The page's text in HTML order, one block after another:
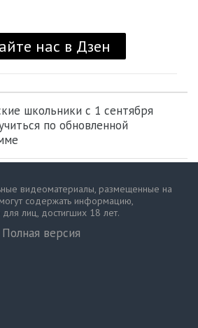
школьники с 1 сентября
по обновленной
видеоматериалы, размещенные на
содержать информацию,
лиц, достигших 18 лет.
Полная версия